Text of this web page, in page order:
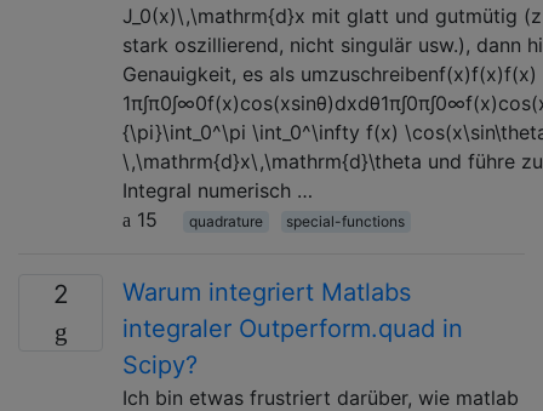
J_0(x)\,\mathrm{d}x mit glatt und gutmütig
stark oszillierend, nicht singulär usw.), dann
Genauigkeit, es als umzuschreibenf(x)f(x)f(x)
{\pi}\int_0^\pi \int_0^\infty f(x)
\,\mathrm{d}x\,\mathrm{d}\theta und führe
Integral numerisch …
15
quadrature special-functions
2
Warum integriert Matlabs
integraler Outperform.quad in
Scipy?
Ich bin etwas frustriert darüber, wie matlab